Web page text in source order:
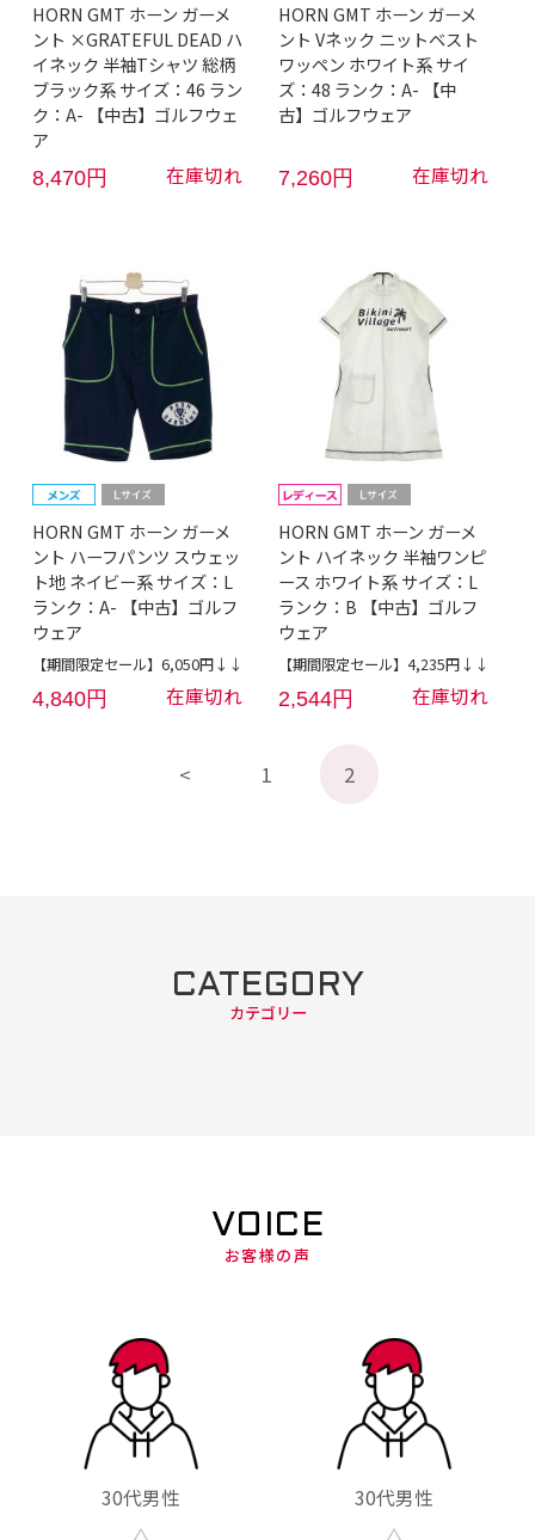
HORN GMT ホーン ガーメ
ント ×GRATEFUL DEAD ハ
イネック 半袖Tシャツ 総柄
ブラック系 サイズ：46 ラン
ク：A- 【中古】ゴルフウェ
ア
8,470円 在庫切れ
HORN GMT ホーン ガーメ
ント Vネック ニットベスト
ワッペン ホワイト系 サイ
ズ：48 ランク：A- 【中
古】ゴルフウェア
7,260円 在庫切れ
HORN GMT ホーン ガーメ
ント ハーフパンツ スウェッ
ト地 ネイビー系 サイズ：L
ランク：A- 【中古】ゴルフ
ウェア
【期間限定セール】6,050円↓↓
4,840円 在庫切れ
HORN GMT ホーン ガーメ
ント ハイネック 半袖ワンピ
ース ホワイト系 サイズ：L
ランク：B 【中古】ゴルフ
ウェア
【期間限定セール】4,235円↓↓
2,544円 在庫切れ
1 2
CATEGORY
カテゴリー
VOICE
お客様の声
30代男性 30代男性